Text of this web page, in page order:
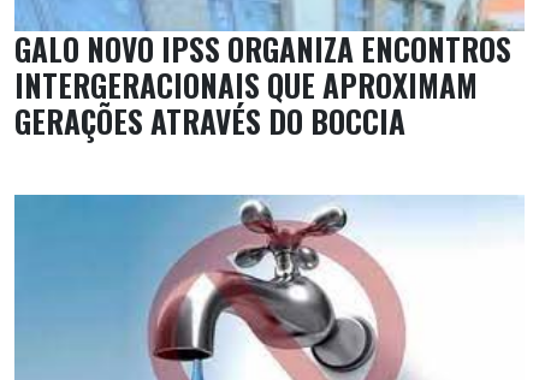
GALO NOVO IPSS ORGANIZA ENCONTROS
INTERGERACIONAIS QUE APROXIMAM
GERAÇÕES ATRAVÉS DO BOCCIA